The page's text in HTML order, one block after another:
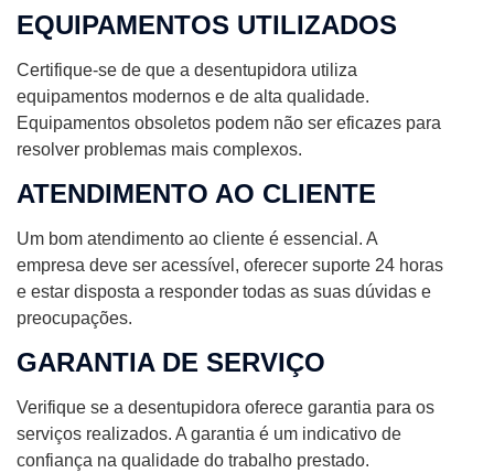
EQUIPAMENTOS UTILIZADOS
Certifique-se de que a desentupidora utiliza
equipamentos modernos e de alta qualidade.
Equipamentos obsoletos podem não ser eficazes para
resolver problemas mais complexos.
ATENDIMENTO AO CLIENTE
Um bom atendimento ao cliente é essencial. A
empresa deve ser acessível, oferecer suporte 24 horas
e estar disposta a responder todas as suas dúvidas e
preocupações.
GARANTIA DE SERVIÇO
Verifique se a desentupidora oferece garantia para os
serviços realizados. A garantia é um indicativo de
confiança na qualidade do trabalho prestado.